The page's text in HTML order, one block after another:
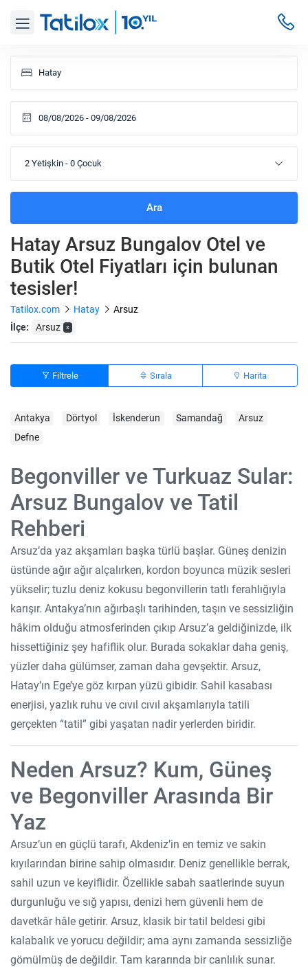
2 Yetişkin - 0 Çocuk
Ara
Hatay Arsuz Bungalov Otel ve
Butik Otel Fiyatları için bulunan
tesisler!
Tatilox.com Hatay
Arsuz
İlçe:
Arsuz x
Filtrele Sırala Harita
Antakya Dörtyol İskenderun Samandağ
Arsuz
Defne
Begonviller ve Turkuaz Sular:
Arsuz Bungalov ve Tatil
Rehberi
Arsuz’da yaz akşamları başka türlü başlar. Güneş denizin
üstünde ağır ağır alçalırken, kordon boyunca müzik sesleri
yükselir; tuzlu deniz kokusu begonvillerin tatlı ferahlığıyla
karışır. Antakya’nın ağırbaşlı tarihinden, taşın ve sessizliğin
hâkim olduğu atmosferinden çıkıp Arsuz’a geldiğinizde, ilk
hissettiğiniz şey hafiflik olur. Burada sokaklar daha geniş,
yüzler daha gülümser, zaman daha gevşektir. Arsuz,
Hatay’ın Ege’ye göz kırpan yüzü gibidir. Sahil kasabası
enerjisi, yazlık ruhu ve cıvıl cıvıl akşamlarıyla tatili
gerçekten “tatil” gibi yaşatan nadir yerlerden biridir.
Neden Arsuz? Kum, Güneş
ve Begonviller Arasında Bir
Yaz
Arsuz’un en güçlü tarafı, Akdeniz’in en temiz ve sakin
kıyılarından birine sahip olmasıdır. Deniz genellikle berrak,
sahil uzun ve keyiflidir. Özellikle sabah saatlerinde suyun
durgunluğu ve sığ yapısı, denizi hem güvenli hem de
davetkâr hâle getirir. Arsuz, klasik bir tatil beldesi gibi
kalabalık ve yorucu değildir; ama aynı zamanda sessizliğe
gömülmüş de değildir. Tam kararında bir canlılık sunar.